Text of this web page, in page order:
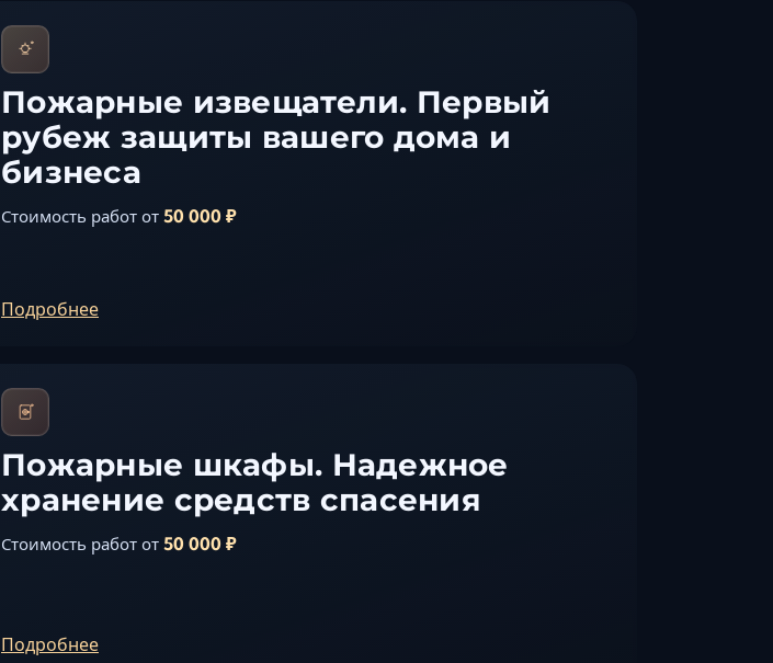
Черкесск
Шахты
Пожарные извещатели. Первый
рубеж защиты вашего дома и
бизнеса
Стоимость работ от 50 000 ₽
Подробнее
Пожарные шкафы. Надежное
хранение средств спасения
Стоимость работ от 50 000 ₽
Подробнее